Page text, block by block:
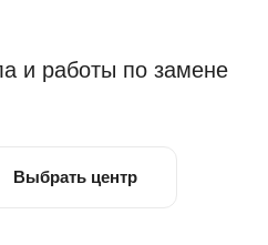
и работы по замене
Выбрать центр